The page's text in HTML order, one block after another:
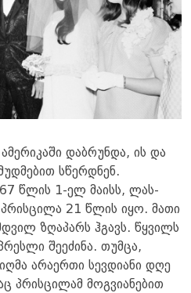
დაბრუნდა, ის და
სწერდნენ.
წლის 1-ელ მაისს, ლას-
პრისცილა 21 წლის იყო. მათი
ზღაპარს ჰგავს. წყვილს
შეეძინა. თუმცა,
არაერთი სევდიანი დღე
პრისცილამ მოგვიანებით